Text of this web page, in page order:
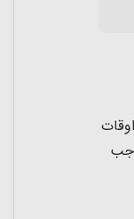
و اوقات
به بالا است و موجب